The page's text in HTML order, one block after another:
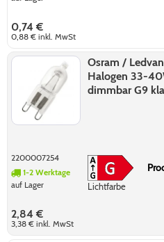
0,74 €
0,88 €inkl. MwSt
Osram /
Halogen 33-
dimmbar G9
2200007254
1-2 Werktage
auf Lager
Lichtfarbe
2,84 €
3,38 €inkl. MwSt